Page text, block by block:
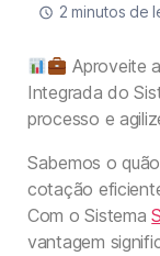
2 minutos de
Aproveite
Integrada do
processo e
Sabemos o
cotação
Com o Sistema
vantagem